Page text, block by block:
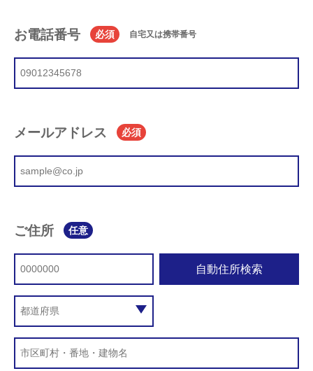
お電話番号 必須 自宅又は携帯番号
メールアドレス 必須
ご住所 任意
自動住所検索